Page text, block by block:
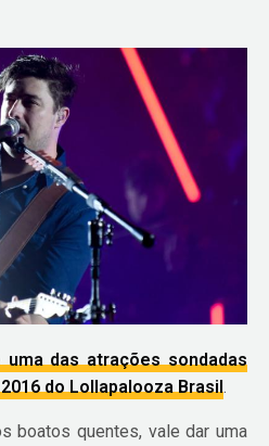
das atrações sondadas
do Lollapalooza Brasil.
boatos quentes, vale dar uma